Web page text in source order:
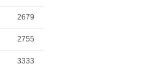
2679
2755
3333